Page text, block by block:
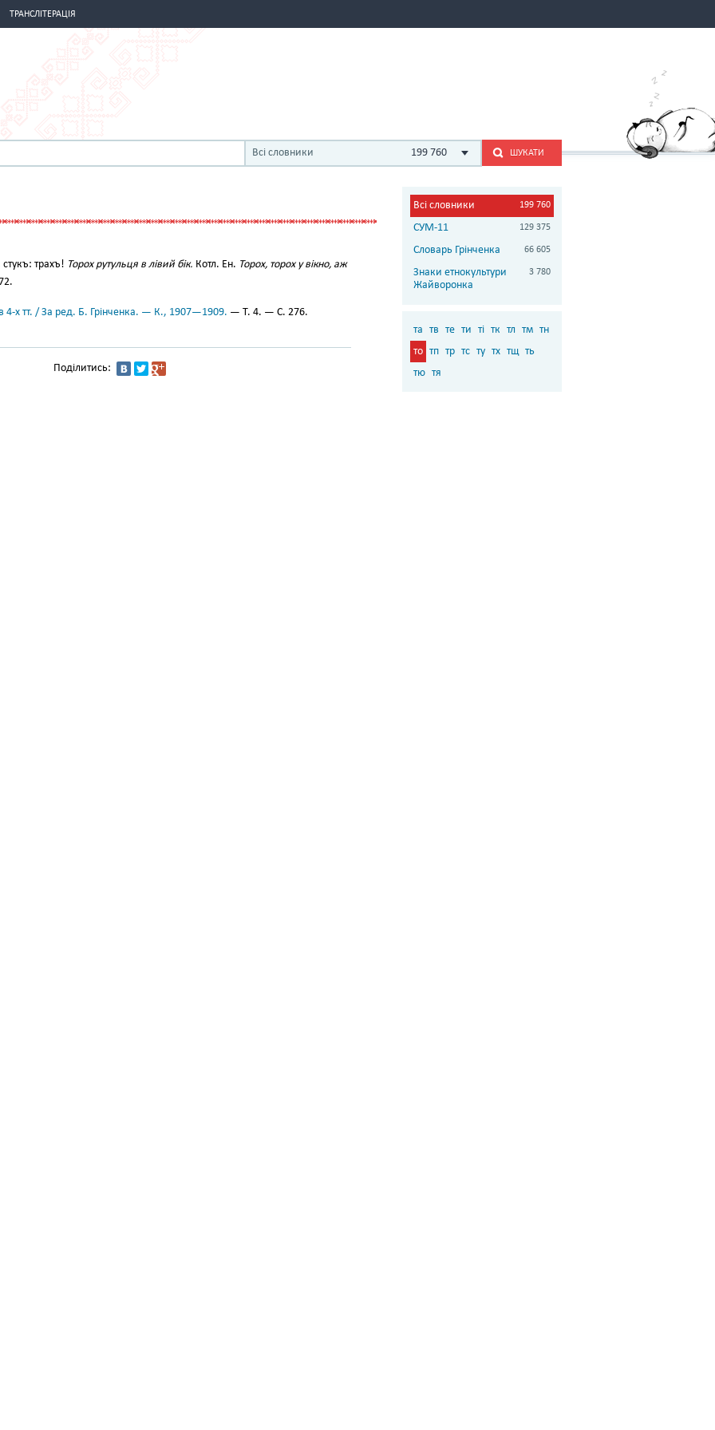
ТРАНСЛІТЕРАЦІЯ
Всі словники 199 760 ШУКАТИ
трахъ! Торох рутульця в лівий бік. Котл. Ен. Торох, торох у вікно, аж
4-х тт. / За ред. Б. Грінченка. — К., 1907—1909. — Т. 4. — С. 276.
Поділитись:
Всі словники 199 760
СУМ-11 129 375
Словарь Грінченка 66 605
Знаки етнокультури
Жайворонка
3 780
та тв те ти ті тк тл тм тн
то тп тр тс ту тх тщ ть
тю тя